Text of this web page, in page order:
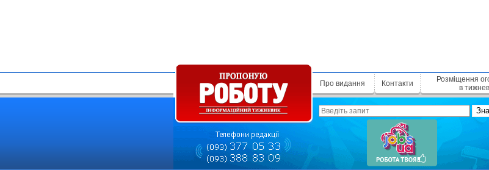
Про видання Контакти
Розміщення
в